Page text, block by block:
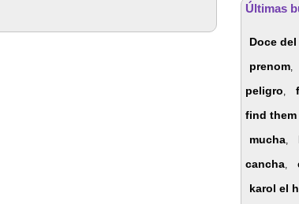
Últimas
Doce
prenom,
peligro,
find them
mucha,
cancha,
karol el